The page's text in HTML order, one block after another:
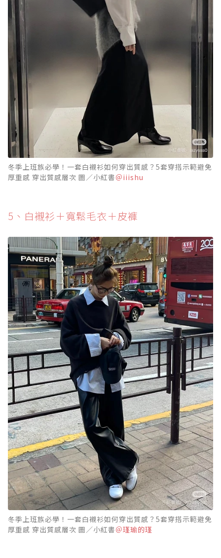
冬季上班族必學！一套白襯衫如何穿出質感？5套穿搭示範避免
厚重感 穿出質感層次 圖／小紅書＠iiishu
5️、白襯衫＋寬鬆毛衣＋皮褲
冬季上班族必學！一套白襯衫如何穿出質感？5套穿搭示範避免
厚重感 穿出質感層次 圖／小紅書＠瑾瑜的瑾